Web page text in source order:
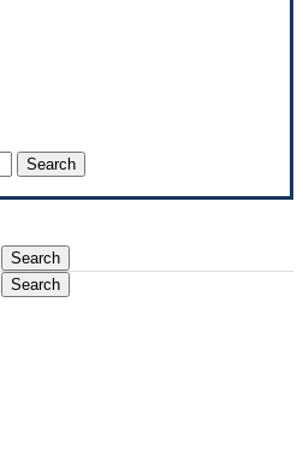
Search
Search
Search